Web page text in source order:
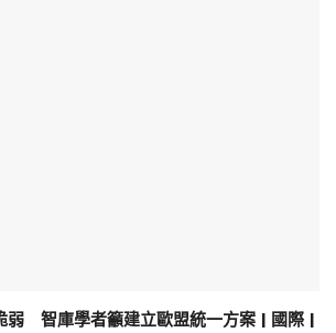
弱 智庫學者籲建立歐盟統一方案 | 國際 |